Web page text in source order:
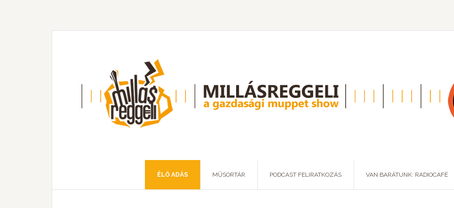
ÉLŐ ADÁS MŰSORTÁR PODCAST FELIRATKOZÁS VAN BARÁTUNK: RADIOCAFÉ